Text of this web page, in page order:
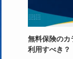
無料保険のカ
利用すべき？